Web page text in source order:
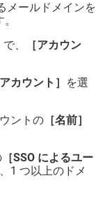
メールドメインを
で、
［アカウン
アカウント］ を選
ントの ［名前］
［SSO によるユー
1 つ以上のドメ